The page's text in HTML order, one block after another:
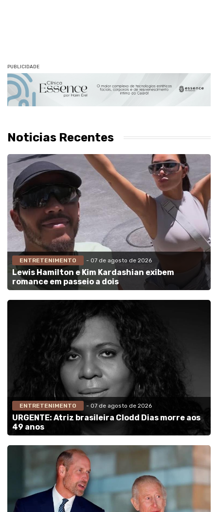
PUBLICIDADE
Noticias Recentes
ENTRETENIMENTO - 07 de agosto de 2026
Lewis Hamilton e Kim Kardashian exibem
romance em passeio a dois
ENTRETENIMENTO - 07 de agosto de 2026
URGENTE: Atriz brasileira Clodd Dias morre aos
49 anos